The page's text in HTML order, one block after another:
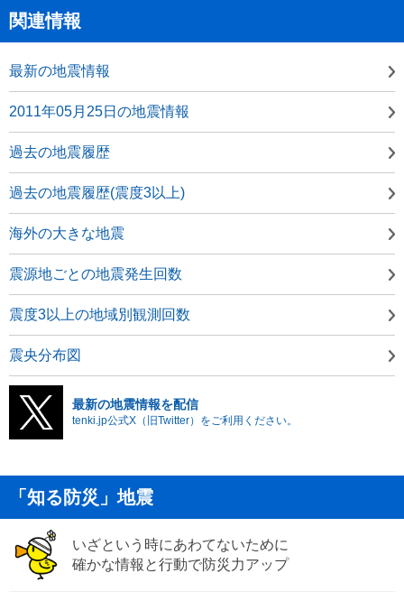
関連情報
最新の地震情報
2011年05月25日の地震情報
過去の地震履歴
過去の地震履歴(震度3以上)
海外の大きな地震
震源地ごとの地震発生回数
震度3以上の地域別観測回数
震央分布図
最新の地震情報を配信
tenki.jp公式X（旧Twitter）をご利用ください。
「知る防災」地震
いざという時にあわてないために
確かな情報と行動で防災力アップ